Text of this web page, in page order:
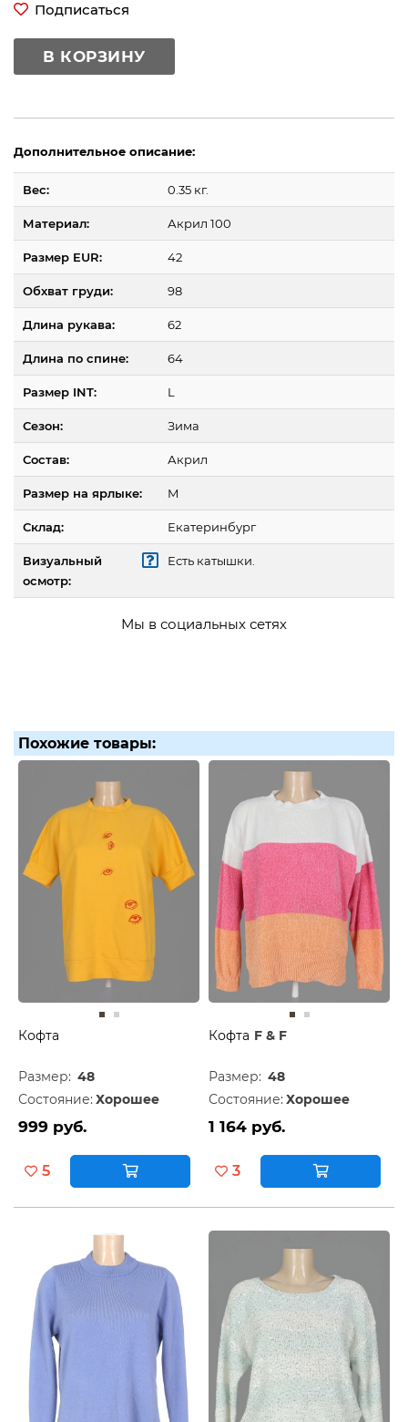
Подписаться
В КОРЗИНУ
Дополнительное описание:
Вес: 0.35 кг.
Материал: Акрил 100
Размер EUR: 42
Обхват груди: 98
Длина рукава: 62
Длина по спине: 64
Размер INT: L
Сезон: Зима
Состав: Акрил
Размер на ярлыке: M
Склад: Екатеринбург
Визуальный
осмотр:
Есть катышки.
Мы в социальных сетях
Похожие товары:
Кофта
Размер: 48
Состояние: Хорошее
999 руб.
5
Кофта F & F
Размер: 48
Состояние: Хорошее
1 164 руб.
3